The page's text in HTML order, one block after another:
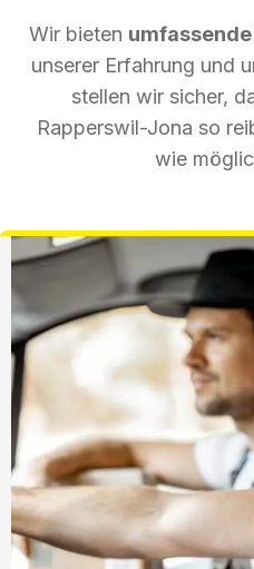
Wir bieten
unserer Erfahrung und
stellen wir sicher,
Rapperswil-Jona so
wie